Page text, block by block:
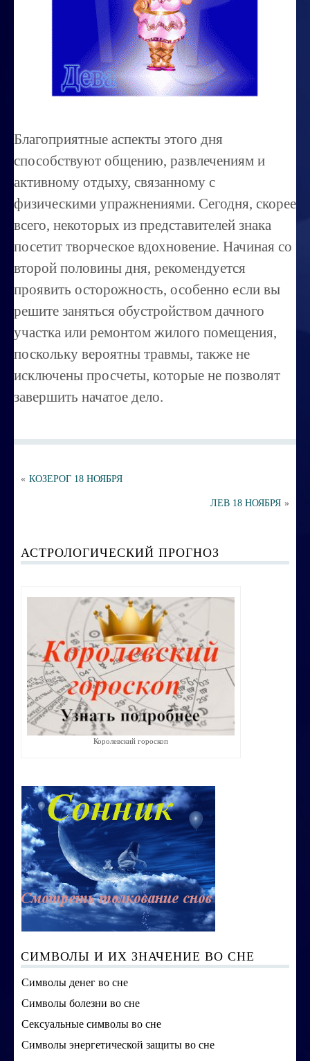
Миссиональность
Королевский гороскоп
Найти идеального партнера
Корректировка характера
Совместимость
Занятия по расшифровке снов
Магия денег
Ищем любовь
Порча ,сглаз
Усовершенствование личности
Секреты успешных продаж
Этика семейных взаимоотношений
Управление эмоциями и мыслями
Воспитание ребенка без угроз и насилия
Строим счастливую семью
СТОИМОСТЬ УСЛУГ
ОБО МНЕ
КОНТАКТЫ
Благоприятные аспекты этого дня
способствуют общению, развлечениям и
активному отдыху, связанному с
физическими упражнениями. Сегодня, скорее
всего, некоторых из представителей знака
посетит творческое вдохновение. Начиная со
второй половины дня, рекомендуется
проявить осторожность, особенно если вы
решите заняться обустройством дачного
участка или ремонтом жилого помещения,
поскольку вероятны травмы, также не
исключены просчеты, которые не позволят
завершить начатое дело.
« КОЗЕРОГ 18 НОЯБРЯ
ЛЕВ 18 НОЯБРЯ »
АСТРОЛОГИЧЕСКИЙ ПРОГНОЗ
Королевский гороскоп
СИМВОЛЫ И ИХ ЗНАЧЕНИЕ ВО СНЕ
Символы денег во сне
Символы болезни во сне
Сексуальные символы во сне
Символы энергетической защиты во сне